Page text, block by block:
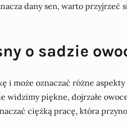
dany sen, warto
o sadzie
może oznaczać różne
widzimy piękne, dojrzałe
ciężką pracę, która